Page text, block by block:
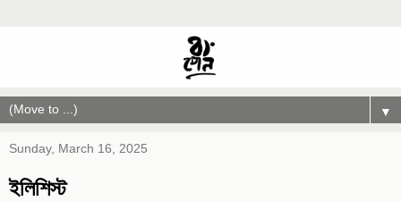
▼
Sunday, March 16, 2025
ইলিশিস্ট